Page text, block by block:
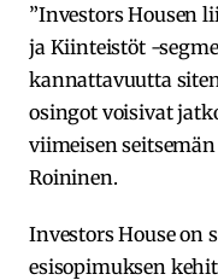
”Investors Housen
ja Kiinteistöt -
kannattavuutta
osingot voisivat
viimeisen seitsemän
Roininen.
Investors House on
esisopimuksen